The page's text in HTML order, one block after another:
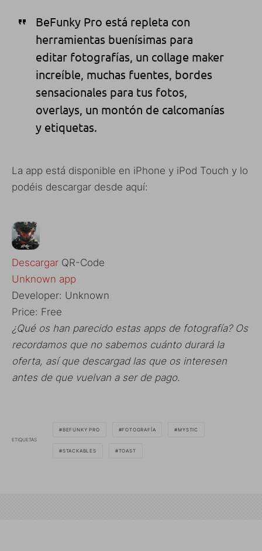
BeFunky Pro está repleta con
herramientas buenísimas para
editar fotografías, un collage maker
increíble, muchas fuentes, bordes
sensacionales para tus fotos,
overlays, un montón de calcomanías
y etiquetas.
La app está disponible en iPhone y iPod Touch y lo
podéis descargar desde aquí:
Descargar QR-Code
Unknown app
Developer: Unknown
Price: Free
¿Qué os han parecido estas apps de fotografía? Os
recordamos que no sabemos cuánto durará la
oferta, así que descargad las que os interesen
antes de que vuelvan a ser de pago.
ETIQUETAS
BEFUNKY PRO FOTOGRAFÍA MYSTIC
STACKABLES TOAST